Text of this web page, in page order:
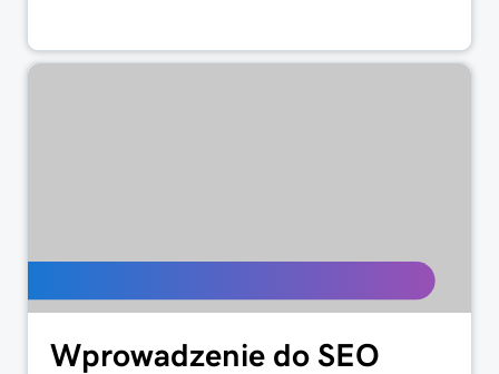
Wprowadzenie do SEO